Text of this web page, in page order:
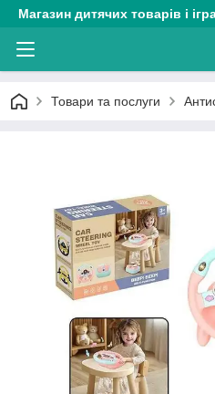
Магазин дитячих товарів і
Товари та послуги